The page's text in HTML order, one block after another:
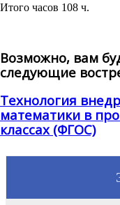
Итого часов 108 ч.
Возможно, вам
следующие
Технология
математики в
классах (ФГОС)